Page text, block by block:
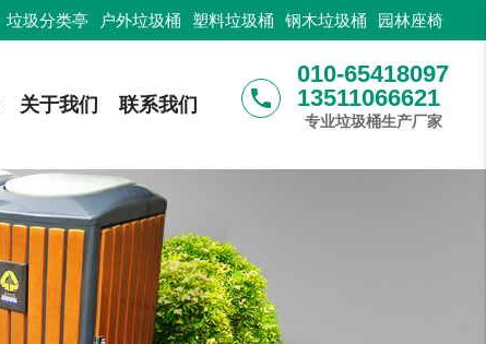
垃圾分类亭 户外垃圾桶 塑料垃圾桶 钢木垃圾桶 园林座椅
关于我们 联系我们 phone
010-65418097
13511066621
专业垃圾桶生产厂家